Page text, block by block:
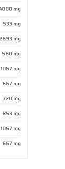
mg
533 mg
2693 mg
560 mg
1067 mg
667 mg
720 mg
853 mg
1067 mg
667 mg